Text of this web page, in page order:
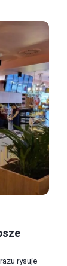
rysuje